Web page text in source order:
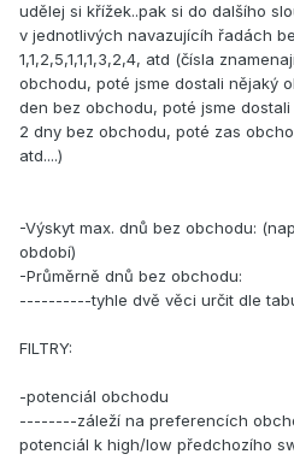
udělej si křížek..pak si do dalšího
v jednotlivých navazujícíh řadách
1,1,2,5,1,1,1,3,2,4, atd (čísla
obchodu, poté jsme dostali nějaký
den bez obchodu, poté jsme
2 dny bez obchodu, poté zas
atd....)
-Výskyt max. dnů bez obchodu:
období)
-Průměrně dnů bez obchodu:
----------tyhle dvě věci určit dle
FILTRY:
-potenciál obchodu
--------záleží na preferencích
potenciál k high/low předchozího